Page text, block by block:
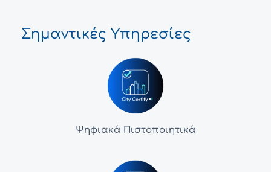
Σημαντικές Υπηρεσίες
Ψηφιακά Πιστοποιητικά